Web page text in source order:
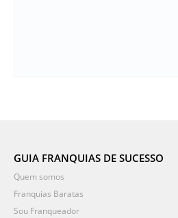
GUIA FRANQUIAS DE SUCESSO
Quem somos
Franquias Baratas
Sou Franqueador